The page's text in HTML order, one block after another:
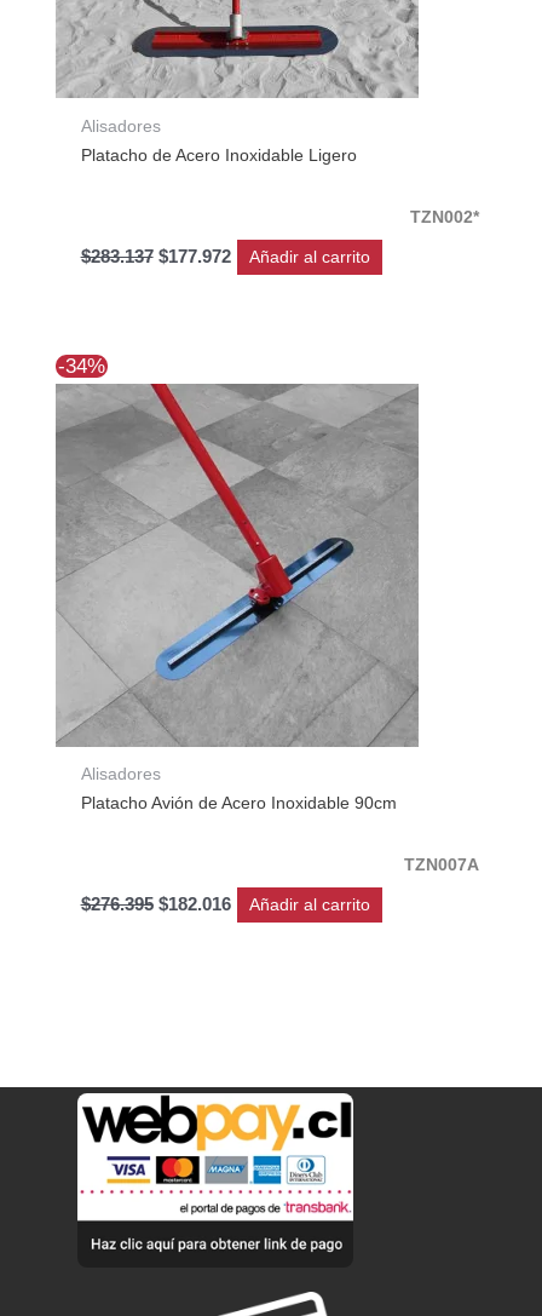
Alisadores
Platacho de Acero Inoxidable Ligero
TZN002*
$283.137 $177.972 Añadir al carrito
-34%
Alisadores
Platacho Avión de Acero Inoxidable 90cm
TZN007A
$276.395
precio
original
era:
$276.395.
$182.016
precio
actual
es:
$182.016.
Añadir al carrito